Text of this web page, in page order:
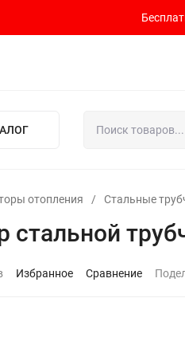
отопления / Стальные
стальной
Избранное Сравнение